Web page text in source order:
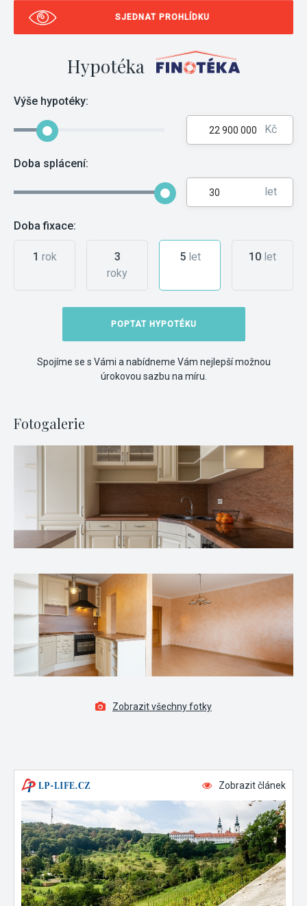
SJEDNAT PROHLÍDKU
Hypotéka
Výše hypotéky:
Kč
Doba splácení:
let
Doba fixace:
1 rok
3
roky
5let 10 let
POPTAT HYPOTÉKU
Spojíme se s Vámi a nabídneme Vám nejlepší možnou
úrokovou sazbu na míru.
Fotogalerie
Zobrazit všechny fotky
Zobrazit článek